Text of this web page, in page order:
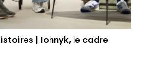
| Ionnyk, le cadre